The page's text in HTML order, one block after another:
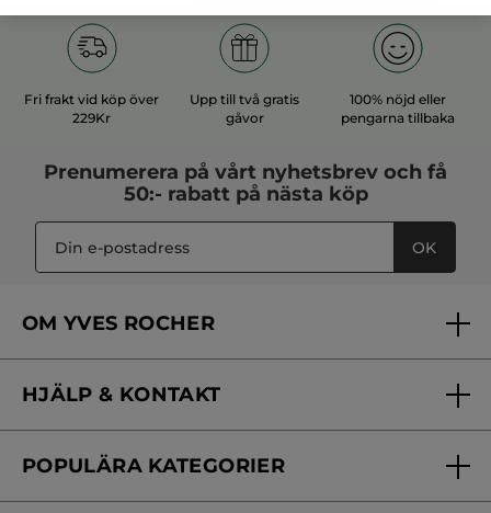
Fri frakt vid köp över
229Kr
Upp till två gratis
gåvor
100% nöjd eller
pengarna tillbaka
Prenumerera på vårt nyhetsbrev och få
50:- rabatt på nästa köp
OK
OM YVES ROCHER
Vårt engagemang
Skönhetstips
HJÄLP & KONTAKT
Kontakta oss
POPULÄRA KATEGORIER